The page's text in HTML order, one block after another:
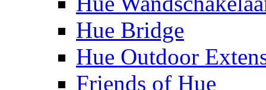
Hue Bridge
Hue Outdoor
Friends of Hue